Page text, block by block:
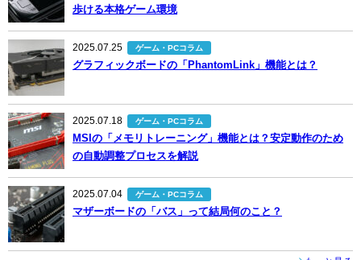
歩ける本格ゲーム環境
2025.07.25 ゲーム・PCコラム
グラフィックボードの「PhantomLink」機能とは？
2025.07.18 ゲーム・PCコラム
MSIの「メモリトレーニング」機能とは？安定動作のため
の自動調整プロセスを解説
2025.07.04 ゲーム・PCコラム
マザーボードの「バス」って結局何のこと？